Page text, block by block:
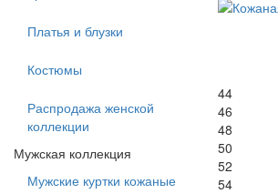
Платья и блузки
Костюмы
Распродажа женской
коллекции
Мужская коллекция
Мужские куртки кожаные
44
46
48
50
52
54